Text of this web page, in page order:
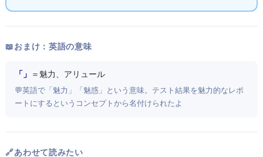
📖 おまけ：英語の意味
「Allure」 ＝ 魅力、アリュール
💬 英語で「魅力」「魅惑」という意味。テスト結果を魅力的なレポ
ートにするというコンセプトから名付けられたよ
🔗 あわせて読みたい